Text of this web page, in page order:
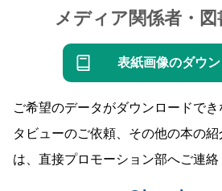
メディア関係者・
表紙画像のダウ
ご希望のデータがダウンロードで
タビューのご依頼、その他の本の
は、直接プロモーション部へご連絡